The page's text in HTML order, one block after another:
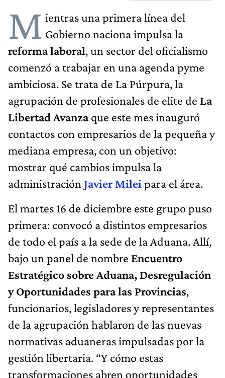
M ientras una primera línea del
Gobierno naciona impulsa la
reforma laboral, un sector del oficialismo
comenzó a trabajar en una agenda pyme
ambiciosa. Se trata de La Púrpura, la
agrupación de profesionales de elite de La
Libertad Avanzaque este mes inauguró
contactos con empresarios de la pequeña y
mediana empresa, con un objetivo:
mostrar qué cambios impulsa la
administración Javier Milei para el área.
El martes 16 de diciembre este grupo puso
primera: convocó a distintos empresarios
de todo el país a la sede de la Aduana. Allí,
bajo un panel de nombre Encuentro
Estratégico sobre Aduana, Desregulación
y Oportunidades para las Provincias,
funcionarios, legisladores y representantes
de la agrupación hablaron de las nuevas
normativas aduaneras impulsadas por la
gestión libertaria. “Y cómo estas
transformaciones abren oportunidades